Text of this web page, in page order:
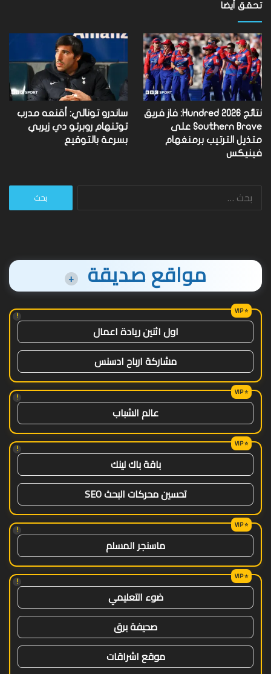
تحقق أيضا
نتائج Hundred 2026: فاز فريق
Southern Brave على
متذيل الترتيب برمنغهام
فينيكس
ساندرو تونالي: أقنعه مدرب
توتنهام روبرتو دي زيربي
بسرعة بالتوقيع
البحث
مواقع صديقة +
!
اول اثنين ريادة اعمال
مشاركة ارباح ادسنس
!
عالم الشباب
!
باقة باك لينك
تحسين محركات البحث SEO
!
ماسنجر المسلم
!
ضوء التعليمي
صحيفة برق
موقع اشراقات